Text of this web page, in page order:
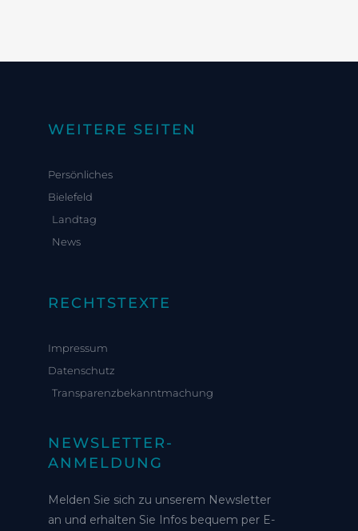
WEITERE SEITEN
Persönliches
Bielefeld
Landtag
News
RECHTSTEXTE
Impressum
Datenschutz
Transparenzbekanntmachung
NEWSLETTER-
ANMELDUNG
Melden Sie sich zu unserem Newsletter
an und erhalten Sie Infos bequem per E-